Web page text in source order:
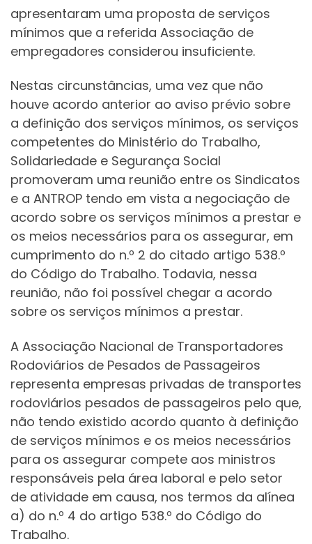
apresentaram uma proposta de serviços
mínimos que a referida Associação de
empregadores considerou insuficiente.
Nestas circunstâncias, uma vez que não
houve acordo anterior ao aviso prévio sobre
a definição dos serviços mínimos, os serviços
competentes do Ministério do Trabalho,
Solidariedade e Segurança Social
promoveram uma reunião entre os Sindicatos
e a ANTROP tendo em vista a negociação de
acordo sobre os serviços mínimos a prestar e
os meios necessários para os assegurar, em
cumprimento do n.º 2 do citado artigo 538.º
do Código do Trabalho. Todavia, nessa
reunião, não foi possível chegar a acordo
sobre os serviços mínimos a prestar.
A Associação Nacional de Transportadores
Rodoviários de Pesados de Passageiros
representa empresas privadas de transportes
rodoviários pesados de passageiros pelo que,
não tendo existido acordo quanto à definição
de serviços mínimos e os meios necessários
para os assegurar compete aos ministros
responsáveis pela área laboral e pelo setor
de atividade em causa, nos termos da alínea
a) do n.º 4 do artigo 538.º do Código do
Trabalho.